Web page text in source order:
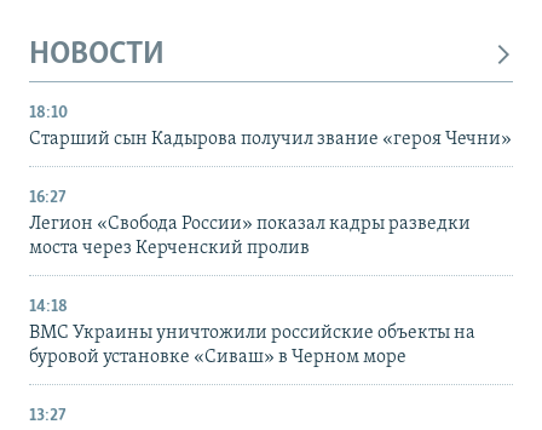
НОВОСТИ
18:10
Старший сын Кадырова получил звание «героя Чечни»
16:27
Легион «Свобода России» показал кадры разведки
моста через Керченский пролив
14:18
ВМС Украины уничтожили российские объекты на
буровой установке «Сиваш» в Черном море
13:27